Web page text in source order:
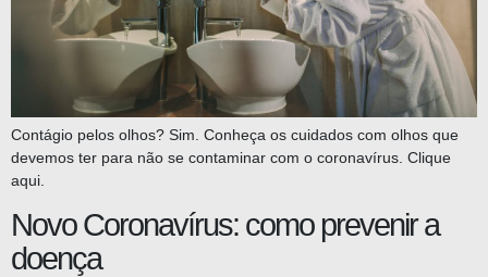
Contágio pelos olhos? Sim. Conheça os cuidados com olhos que
devemos ter para não se contaminar com o coronavírus. Clique
aqui.
Novo Coronavírus: como prevenir a
doença